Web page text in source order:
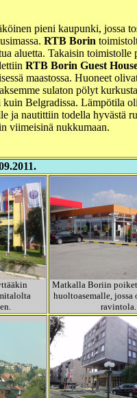
pieni kaupunki, jossa
RTB Borin
aluetta. Takaisin toimistolle
RTB Borin Guest
maastossa. Huoneet
sulaton pölyt
Belgradissa. Lämpötila
ja nautittiin todella hyvästä
viimeisinä nukkumaan.
Matkalla Boriin
huoltoasemalle, jossa
ravintola.